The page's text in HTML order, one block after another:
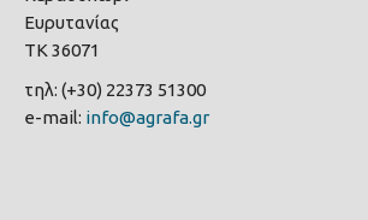
Ευρυτανίας
ΤΚ 36071
τηλ: (+30) 22373 51300
e-mail: info@agrafa.gr